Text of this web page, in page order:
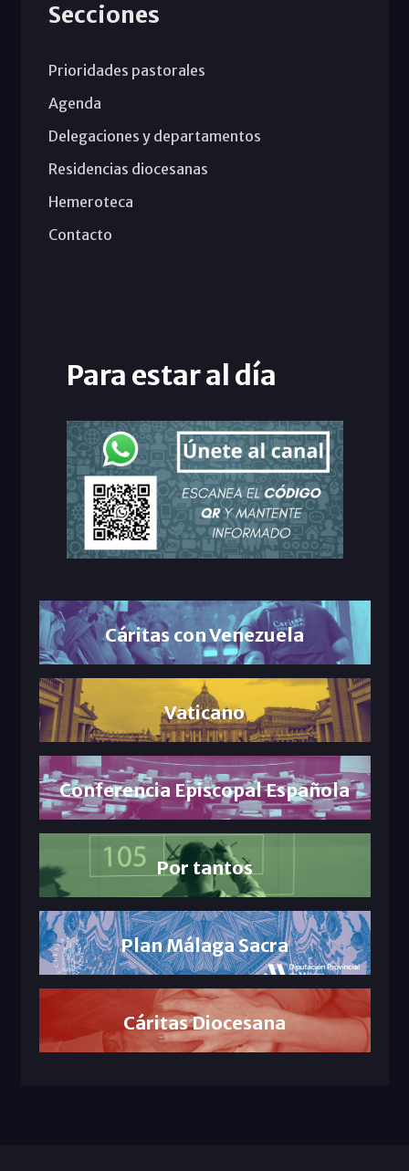
Secciones
Prioridades pastorales
Agenda
Delegaciones y departamentos
Residencias diocesanas
Hemeroteca
Contacto
Para estar al día
Cáritas con Venezuela
Vaticano
Conferencia Episcopal Española
Por tantos
Plan Málaga Sacra
Cáritas Diocesana